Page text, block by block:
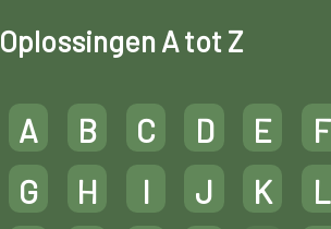
Oplossingen A tot Z
A B C D E
F
G
H I J K
L